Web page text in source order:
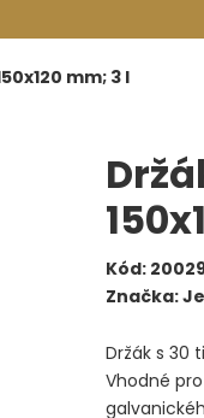
mm; 3 l
Kód:
Značka:
Držák s 30
Vhodné